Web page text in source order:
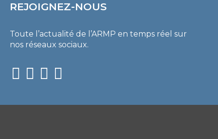
REJOIGNEZ-NOUS
Toute l’actualité de l’ARMP en temps réel sur
nos réseaux sociaux.